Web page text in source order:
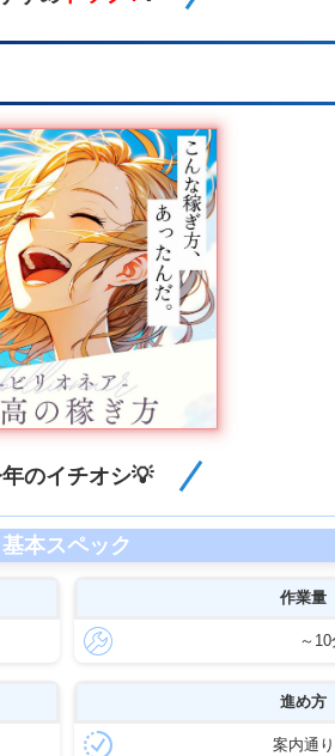
のイチオシ💡
基本スペック
作業量
～
進め方
案内通